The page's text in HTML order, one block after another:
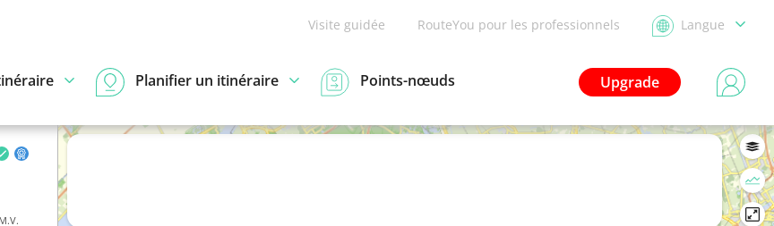
Visite guidée RouteYou pour les professionnels Langue
Upgrade
Planifier un itinéraire Points-nœuds